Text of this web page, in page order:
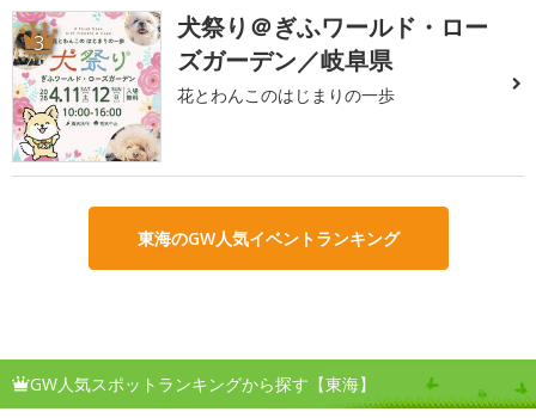
3
犬祭り＠ぎふワールド・ロー
ズガーデン／岐阜県
花とわんこのはじまりの一歩
東海のGW人気イベントランキング
GW人気スポットランキングから探す【東海】